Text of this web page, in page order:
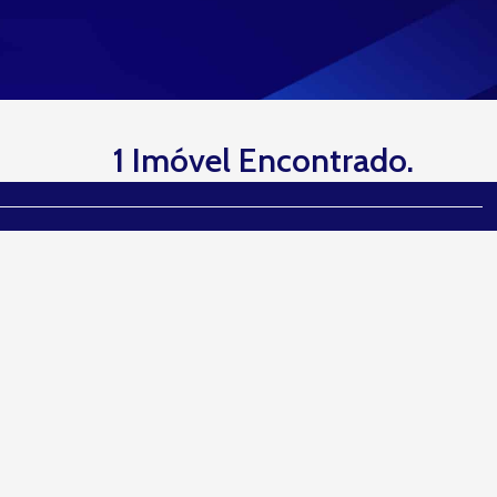
1 Imóvel Encontrado.